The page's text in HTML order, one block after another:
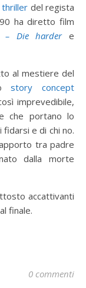
del regista
ha diretto film
Die hardere
al mestiere del
story concept
imprevedibile,
che portano lo
e di chi no.
tra padre
dalla morte
accattivanti
finale.
0 commenti